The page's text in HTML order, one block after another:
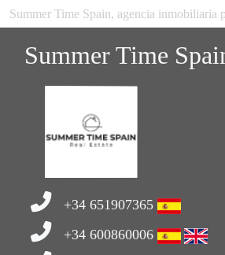
Summer Time Spain, agencia inmobiliaria
Summer Time
+34 651907365
+34 600860006